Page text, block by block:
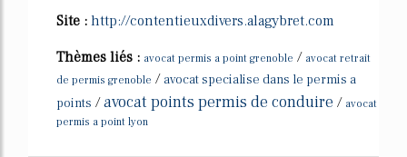
Site : http://contentieuxdivers.alagybret.com
Thèmes liés : avocat permis a point grenoble / avocat retrait
de permis grenoble / avocat specialise dans le permis a
points /avocat points permis de conduire / avocat
permis a point lyon